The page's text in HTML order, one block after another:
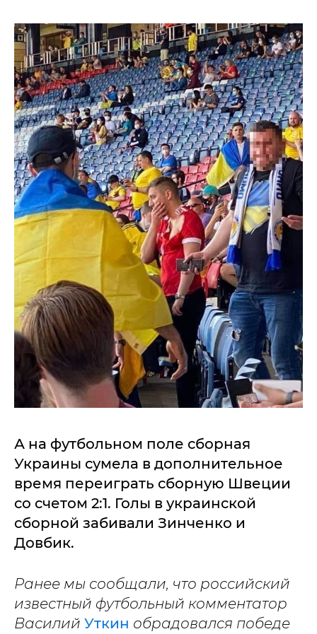
А на футбольном поле сборная
Украины сумела в дополнительное
время переиграть сборную Швеции
со счетом 2:1. Голы в украинской
сборной забивали Зинченко и
Довбик.
Ранее мы сообщали, что российский
известный футбольный комментатор
Василий Уткин обрадовался победе